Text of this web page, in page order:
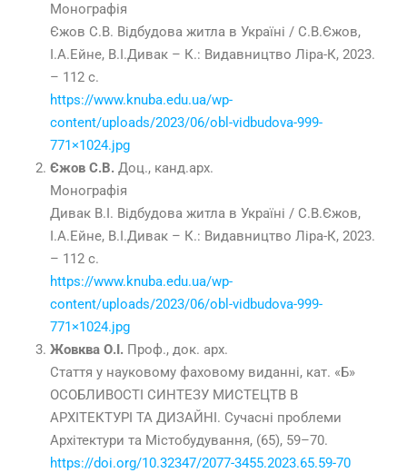
Монографія
Єжов С.В. Відбудова житла в Україні / С.В.Єжов,
І.А.Ейне, В.І.Дивак – К.: Видавництво Ліра-К, 2023.
– 112 с.
https://www.knuba.edu.ua/wp-
content/uploads/2023/06/obl-vidbudova-999-
771×1024.jpg
Єжов С.В. Доц., канд.арх.
Монографія
Дивак В.І. Відбудова житла в Україні / С.В.Єжов,
І.А.Ейне, В.І.Дивак – К.: Видавництво Ліра-К, 2023.
– 112 с.
https://www.knuba.edu.ua/wp-
content/uploads/2023/06/obl-vidbudova-999-
771×1024.jpg
Жовква О.І. Проф., док. арх.
Стаття у науковому фаховому виданні, кат. «Б»
ОСОБЛИВОСТІ СИНТЕЗУ МИСТЕЦТВ В
АРХІТЕКТУРІ ТА ДИЗАЙНІ. Сучасні проблеми
Архітектури та Містобудування, (65), 59–70.
https://doi.org/10.32347/2077-3455.2023.65.59-70